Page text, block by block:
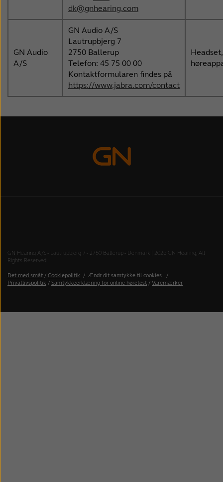
dk@gnhearing.com
GN Audio
A/S
GN Audio A/S
Lautrupbjerg 7
2750 Ballerup
Telefon: 45 75 00 00
Kontaktformularen findes på
https://www.jabra.com/contact
GN Hearing A/S - Lautrupbjerg 7 - 2750 Ballerup - Denmark | 2026 GN Hearing, All
Rights Reserved.
Det med småt / Cookiepolitik / Ændr dit samtykke til cookies /
Privatlivspolitik / Samtykkeerklæring for online høretest / Varemærker